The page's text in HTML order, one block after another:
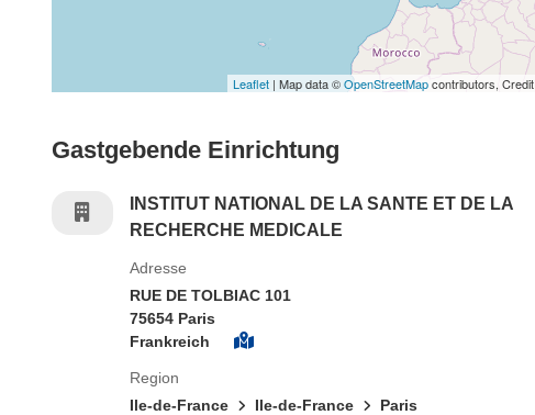
Leaflet | Map data ©OpenStreetMapcontributors, Credit
Gastgebende Einrichtung
INSTITUT NATIONAL DE LA SANTE ET DE LA
RECHERCHE MEDICALE
Adresse
RUE DE TOLBIAC 101
75654 Paris
Frankreich
Region
Ile-de-France
Ile-de-France Paris